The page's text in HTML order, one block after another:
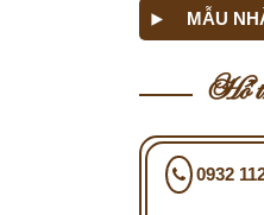
MẪU
Hỗ
0932